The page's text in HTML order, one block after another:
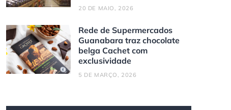
20 DE MAIO, 2026
Rede de Supermercados
Guanabara traz chocolate
belga Cachet com
exclusividade
5 DE MARÇO, 2026